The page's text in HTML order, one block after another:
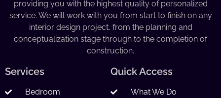
providing you with the highest quality of personalized
service. We will work with you from start to finish on any
interior design project, from the planning and
conceptualization stage through to the completion of
construction.
Services
Bedroom
Quick Access
What We Do